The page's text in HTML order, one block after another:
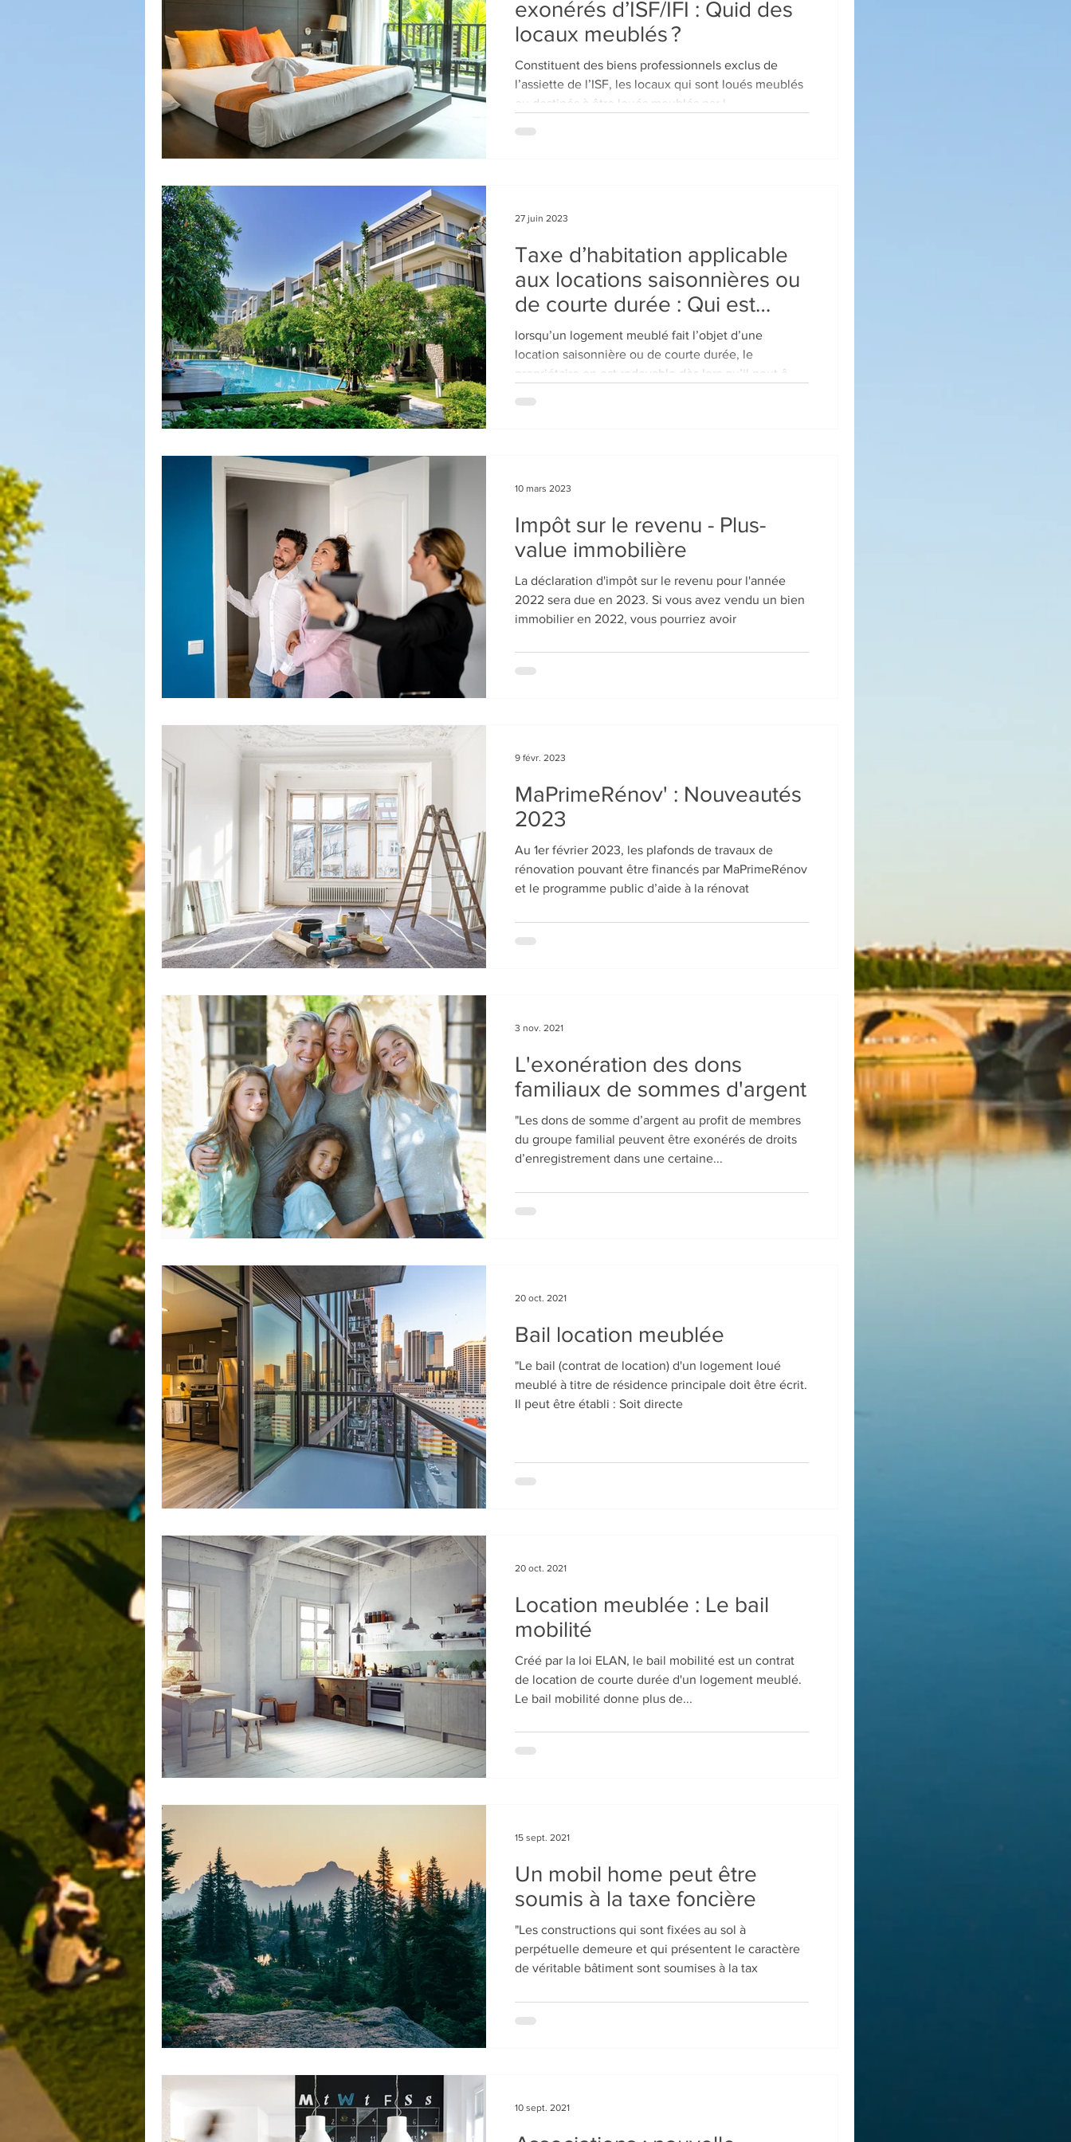
exonérés d’ISF/IFI : Quid des
locaux meublés ?
Constituent des biens professionnels exclus de
l’assiette de l’ISF, les locaux qui sont loués meublés
ou destinés à être loués meublés par l
Taxe d’habitation applicable
aux locations saisonnières ou
de courte durée : Qui est
redevable ?
lorsqu’un logement meublé fait l’objet d’une
location saisonnière ou de courte durée, le
propriétaire en est redevable dès lors qu’il peut ê
27 juin 2023
Impôt sur le revenu - Plus-
value immobilière
La déclaration d'impôt sur le revenu pour l'année
2022 sera due en 2023. Si vous avez vendu un bien
immobilier en 2022, vous pourriez avoir
10 mars 2023
MaPrimeRénov' : Nouveautés
2023
Au 1er février 2023, les plafonds de travaux de
rénovation pouvant être financés par MaPrimeRénov
et le programme public d’aide à la rénovat
9 févr. 2023
L'exonération des dons
familiaux de sommes d'argent
"Les dons de somme d’argent au profit de membres
du groupe familial peuvent être exonérés de droits
d’enregistrement dans une certaine...
3 nov. 2021
Bail location meublée
"Le bail (contrat de location) d'un logement loué
meublé à titre de résidence principale doit être écrit.
Il peut être établi : Soit directe
20 oct. 2021
Location meublée : Le bail
mobilité
Créé par la loi ELAN, le bail mobilité est un contrat
de location de courte durée d'un logement meublé.
Le bail mobilité donne plus de...
20 oct. 2021
Un mobil home peut être
soumis à la taxe foncière
"Les constructions qui sont fixées au sol à
perpétuelle demeure et qui présentent le caractère
de véritable bâtiment sont soumises à la tax
15 sept. 2021
10 sept. 2021